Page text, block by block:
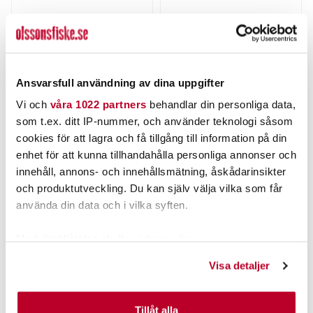
Ansvarsfull användning av dina uppgifter
Vi och våra 1022 partners behandlar din personliga data,
som t.ex. ditt IP-nummer, och använder teknologi såsom
cookies för att lagra och få tillgång till information på din
enhet för att kunna tillhandahålla personliga annonser och
innehåll, annons- och innehållsmätning, åskådarinsikter
och produktutveckling. Du kan själv välja vilka som får
använda din data och i vilka syften.
Identifiera din enhet genom att aktivt skanna den för
specifika kännetecken (fingeravtryck)
Visa detaljer
Tillåt alla
DAIWA
Nuvarande pris:
Tidigare pris:
89,00 kr
79,00 kr
89,00 kr
FINNS I LAGER.
LÄS MER
STRIKE PRO
Nuvarande pris
105,00 kr
135,00 kr
105,00 kr
135,00 kr
FINNS I LAGER.
LÄS MER
ANDRA TITTADE OCKSÅ PÅ